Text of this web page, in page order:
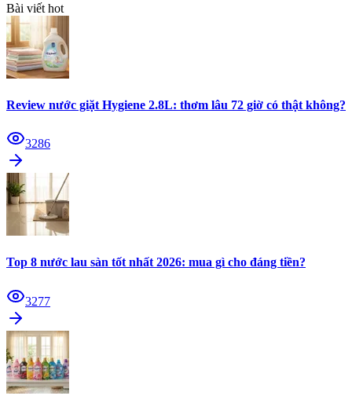
Bài viết hot
Review nước giặt Hygiene 2.8L: thơm lâu 72 giờ có thật không?
3286
Top 8 nước lau sàn tốt nhất 2026: mua gì cho đáng tiền?
3277